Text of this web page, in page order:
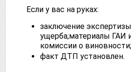
Если у вас на руках:
заключение
ущерба;материалы ГАИ
комиссии о виновности;
факт ДТП установлен.